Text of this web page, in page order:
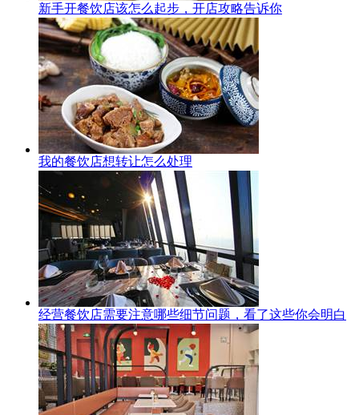
新手开餐饮店该怎么起步，开店攻略告诉你
我的餐饮店想转让怎么处理
经营餐饮店需要注意哪些细节问题，看了这些你会明白